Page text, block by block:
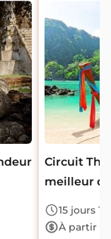
Circuit
meilleur
15 jours
À partir